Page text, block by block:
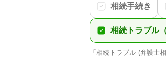
相続手続き
相続トラブル
「相続トラブル (弁護士